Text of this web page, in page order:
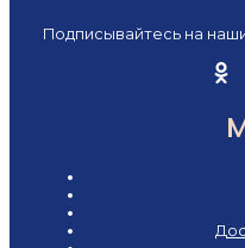
Подписывайтесь на